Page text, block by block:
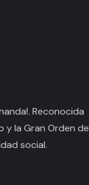
. Reconocida
y la Gran Orden de
social.